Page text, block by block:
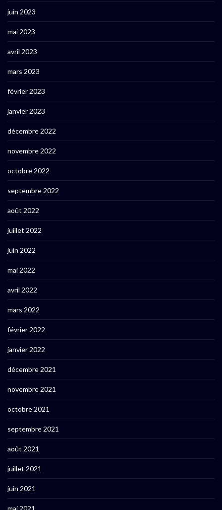
juin 2023
mai 2023
avril 2023
mars 2023
février 2023
janvier 2023
décembre 2022
novembre 2022
octobre 2022
septembre 2022
août 2022
juillet 2022
juin 2022
mai 2022
avril 2022
mars 2022
février 2022
janvier 2022
décembre 2021
novembre 2021
octobre 2021
septembre 2021
août 2021
juillet 2021
juin 2021